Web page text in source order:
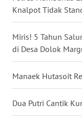
Knalpot Tidak
Miris! 5 Tahun
di Desa Dolok
Manaek Hutasoit
Dua Putri Cantik
TOBA
WN
NIAS